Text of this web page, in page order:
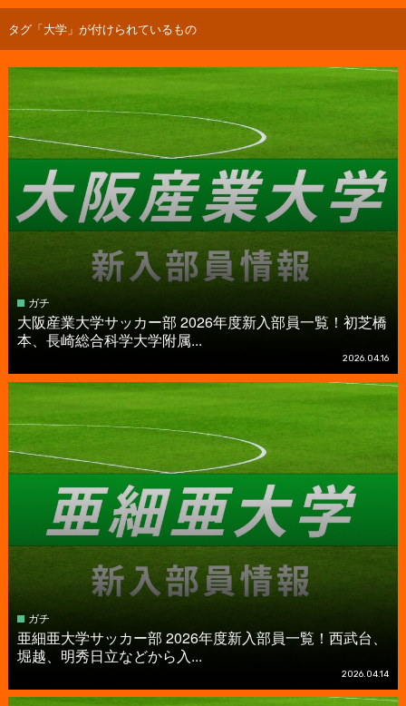
タグ「大学」が付けられているもの
ガチ
大阪産業大学サッカー部 2026年度新入部員一覧！初芝橋
本、長崎総合科学大学附属...
2026.04.16
ガチ
亜細亜大学サッカー部 2026年度新入部員一覧！西武台、
堀越、明秀日立などから入...
2026.04.14